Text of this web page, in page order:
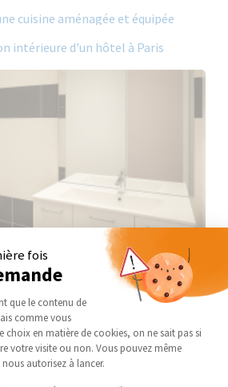
fois
Gestion du
que le contenu de
comme vous
choix en matière de cookies, on ne sait pas si
votre visite ou non. Vous pouvez même
autorisez à lancer.
consent